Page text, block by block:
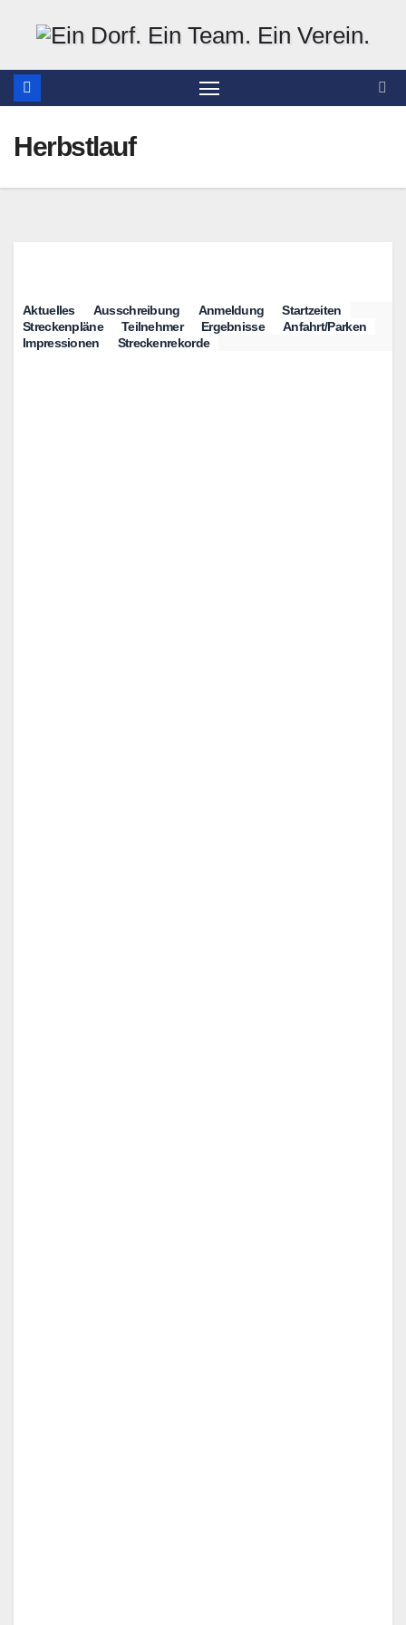
springen
Herbstlauf
Aktuelles Ausschreibung Anmeldung
Startzeiten
Streckenpläne
Teilnehmer Ergebnisse
Anfahrt/Parken
Impressionen
Streckenrekorde